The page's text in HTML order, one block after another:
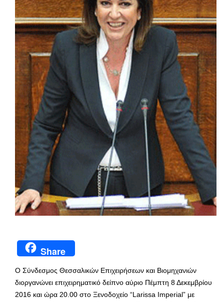
Share
Ο Σύνδεσμος Θεσσαλικών Επιχειρήσεων και Βιομηχανιών
διοργανώνει επιχειρηματικό δείπνο αύριο Πέμπτη 8 Δεκεμβρίου
2016 και ώρα 20.00 στο Ξενοδοχείο “Larissa Imperial” με